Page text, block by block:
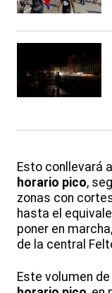
Esto conllevará
horario pico,
zonas con
hasta el
poner en
de la central
Este volumen